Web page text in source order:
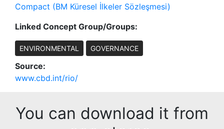
Compact (BM Küresel İlkeler Sözleşmesi)
Linked Concept Group/Groups:
ENVIRONMENTAL GOVERNANCE
Source:
www.cbd.int/rio/
You can download it from